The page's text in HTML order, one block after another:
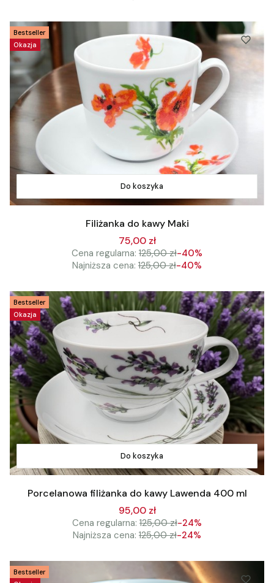
Okazja
Bestseller
Do koszyka
Filiżanka do kawy Maki
75,00 zł
Cena regularna: 125,00 zł-40%
Najniższa cena: 125,00 zł-40%
Okazja
Bestseller
Do koszyka
Porcelanowa filiżanka do kawy Lawenda 400 ml
95,00 zł
Cena regularna: 125,00 zł-24%
Najniższa cena: 125,00 zł-24%
Bestseller